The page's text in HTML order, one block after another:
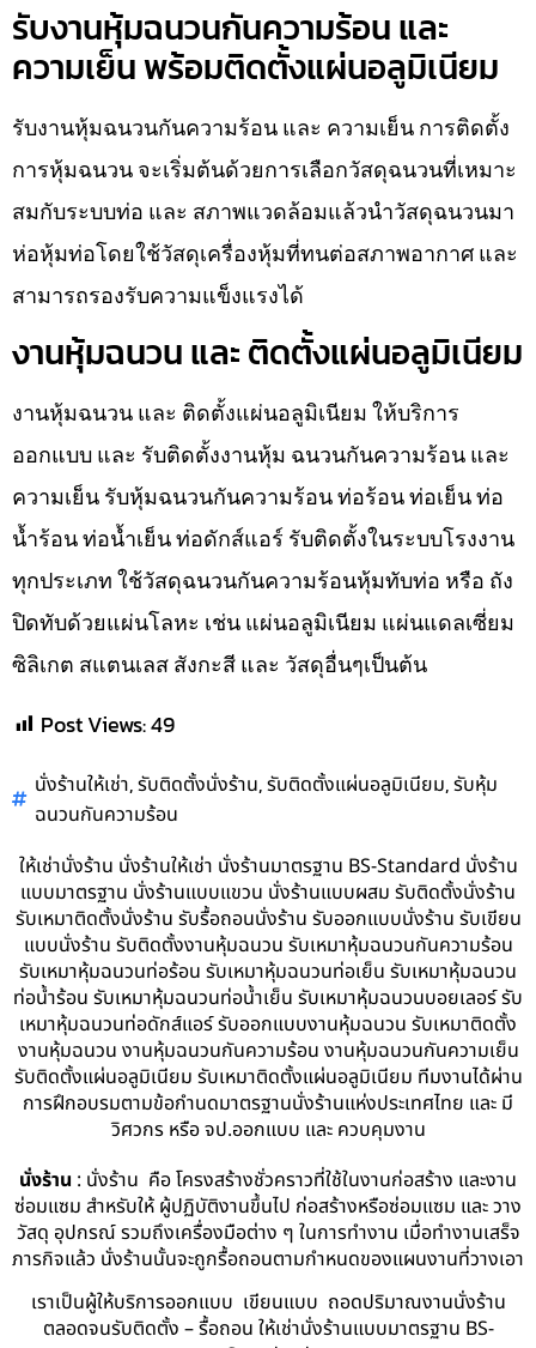
รับงานหุ้มฉนวนกันความร้อน และ
ความเย็น พร้อมติดตั้งแผ่นอลูมิเนียม
รับงานหุ้มฉนวนกันความร้อน และ ความเย็น การติดตั้ง
การหุ้มฉนวน จะเริ่มต้นด้วยการเลือกวัสดุฉนวนที่เหมาะ
สมกับระบบท่อ และ สภาพแวดล้อมแล้วนำวัสดุฉนวนมา
ห่อหุ้มท่อโดยใช้วัสดุเครื่องหุ้มที่ทนต่อสภาพอากาศ และ
สามารถรองรับความแข็งแรงได้
งานหุ้มฉนวน และ ติดตั้งแผ่นอลูมิเนียม
งานหุ้มฉนวน และ ติดตั้งแผ่นอลูมิเนียม ให้บริการ
ออกแบบ และ รับติดตั้งงานหุ้ม ฉนวนกันความร้อน และ
ความเย็น รับหุ้มฉนวนกันความร้อน ท่อร้อน ท่อเย็น ท่อ
น้ำร้อน ท่อน้ำเย็น ท่อดักส์แอร์ รับติดตั้งในระบบโรงงาน
ทุกประเภท ใช้วัสดุฉนวนกันความร้อนหุ้มทับท่อ หรือ ถัง
ปิดทับด้วยแผ่นโลหะ เช่น แผ่นอลูมิเนียม แผ่นแดลเซี่ยม
ซิลิเกต สแตนเลส สังกะสี และ วัสดุอื่นๆเป็นต้น
Post Views:49
นั่งร้านให้เช่า,รับติดตั้งนั่งร้าน,รับติดตั้งแผ่นอลูมิเนียม,รับหุ้ม
ฉนวนกันความร้อน
ให้เช่านั่งร้าน นั่งร้านให้เช่า นั่งร้านมาตรฐาน BS-Standard นั่งร้าน
แบบมาตรฐาน นั่งร้านแบบแขวน นั่งร้านแบบผสม รับติดตั้งนั่งร้าน
รับเหมาติดตั้งนั่งร้าน รับรื้อถอนนั่งร้าน รับออกแบบนั่งร้าน รับเขียน
แบบนั่งร้าน รับติดตั้งงานหุ้มฉนวน รับเหมาหุ้มฉนวนกันความร้อน
รับเหมาหุ้มฉนวนท่อร้อน รับเหมาหุ้มฉนวนท่อเย็น รับเหมาหุ้มฉนวน
ท่อน้ำร้อน รับเหมาหุ้มฉนวนท่อน้ำเย็น รับเหมาหุ้มฉนวนบอยเลอร์ รับ
เหมาหุ้มฉนวนท่อดักส์แอร์ รับออกแบบงานหุ้มฉนวน รับเหมาติดตั้ง
งานหุ้มฉนวน งานหุ้มฉนวนกันความร้อน งานหุ้มฉนวนกันความเย็น
รับติดตั้งแผ่นอลูมิเนียม รับเหมาติดตั้งแผ่นอลูมิเนียม ทีมงานได้ผ่าน
การฝึกอบรมตามข้อกำนดมาตรฐานนั่งร้านแห่งประเทศไทย และ มี
วิศวกร หรือ จป.ออกแบบ และ ควบคุมงาน
นั่งร้าน : นั่งร้าน คือ โครงสร้างชั่วคราวที่ใช้ในงานก่อสร้าง และงาน
ซ่อมแซม สำหรับให้ ผู้ปฏิบัติงานขึ้นไป ก่อสร้างหรือซ่อมแซม และ วาง
วัสดุ อุปกรณ์ รวมถึงเครื่องมือต่าง ๆ ในการทำงาน เมื่อทำงานเสร็จ
ภารกิจแล้ว นั่งร้านนั้นจะถูกรื้อถอนตามกำหนดของแผนงานที่วางเอา
เราเป็นผู้ให้บริการออกแบบ เขียนแบบ ถอดปริมาณงานนั่งร้าน
ตลอดจนรับติดตั้ง – รื้อถอน ให้เช่านั่งร้านแบบมาตรฐาน BS-